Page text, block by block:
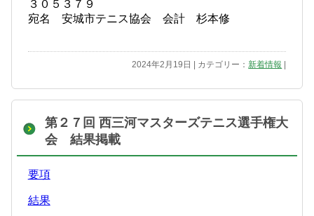
３０５３７９
宛名 安城市テニス協会 会計 杉本修
2024年2月19日 | カテゴリー：新着情報
第２７回 西三河マスターズテニス選手権大
会 結果掲載
要項
結果